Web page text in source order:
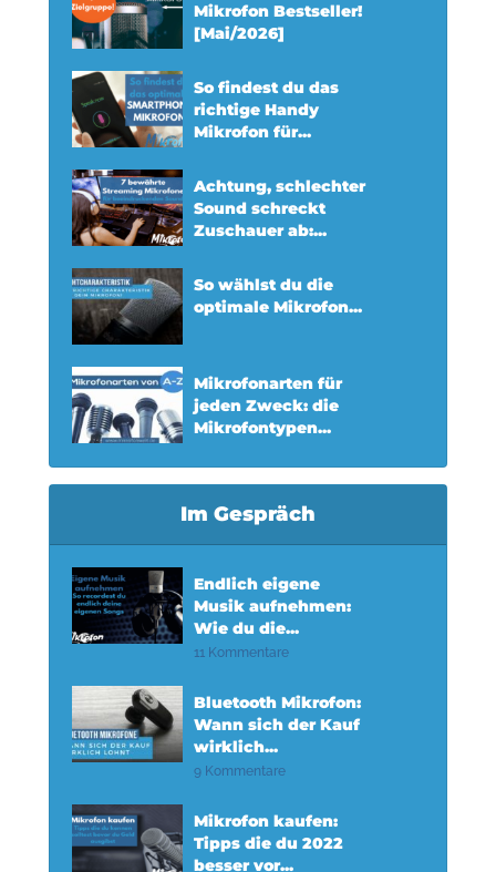
Mikrofon Bestseller!
[Mai/2026]
So findest du das
richtige Handy
Mikrofon für...
Achtung, schlechter
Sound schreckt
Zuschauer ab:...
So wählst du die
optimale Mikrofon...
Mikrofonarten für
jeden Zweck: die
Mikrofontypen...
Im Gespräch
Endlich eigene
Musik aufnehmen:
Wie du die...
11 Kommentare
Bluetooth Mikrofon:
Wann sich der Kauf
wirklich...
9 Kommentare
Mikrofon kaufen:
Tipps die du 2022
besser vor...